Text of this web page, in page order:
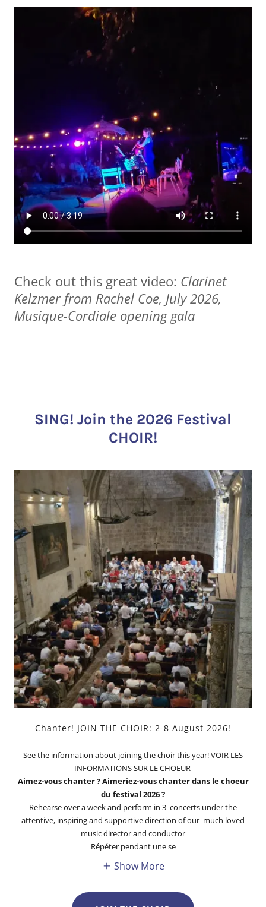
Check out this great video: Clarinet
Kelzmer from Rachel Coe, July 2026,
Musique-Cordiale opening gala
SING! Join the 2026 Festival
CHOIR!
Chanter! JOIN THE CHOIR: 2-8 August 2026!
See the information about joining the choir this year! VOIR LES
INFORMATIONS SUR LE CHOEUR
Aimez-vous chanter ? Aimeriez-vous chanter dans le choeur
du festival 2026 ?
Rehearse over a week and perform in 3 concerts under the
attentive, inspiring and supportive direction of our much loved
music director and conductor
Répéter pendant une se
Show More